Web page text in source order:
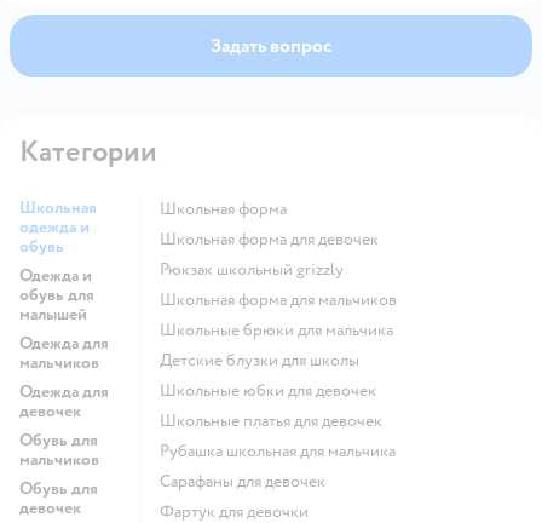
Задать вопрос
Категории
Школьная
одежда и
обувь
Одежда и
обувь для
малышей
Одежда для
мальчиков
Одежда для
девочек
Обувь для
мальчиков
Обувь для
девочек
Школьная форма
Школьная форма для девочек
Рюкзак школьный grizzly
Школьная форма для мальчиков
Школьные брюки для мальчика
Детские блузки для школы
Школьные юбки для девочек
Школьные платья для девочек
Рубашка школьная для мальчика
Сарафаны для девочек
Фартук для девочки